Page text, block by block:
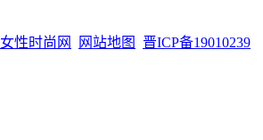
女性时尚网 网站地图
晋ICP备19010239